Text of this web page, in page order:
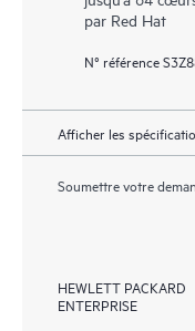
par Red Hat
N° référence
Afficher les
Soumettre votre
HEWLETT PACKARD
ENTERPRISE